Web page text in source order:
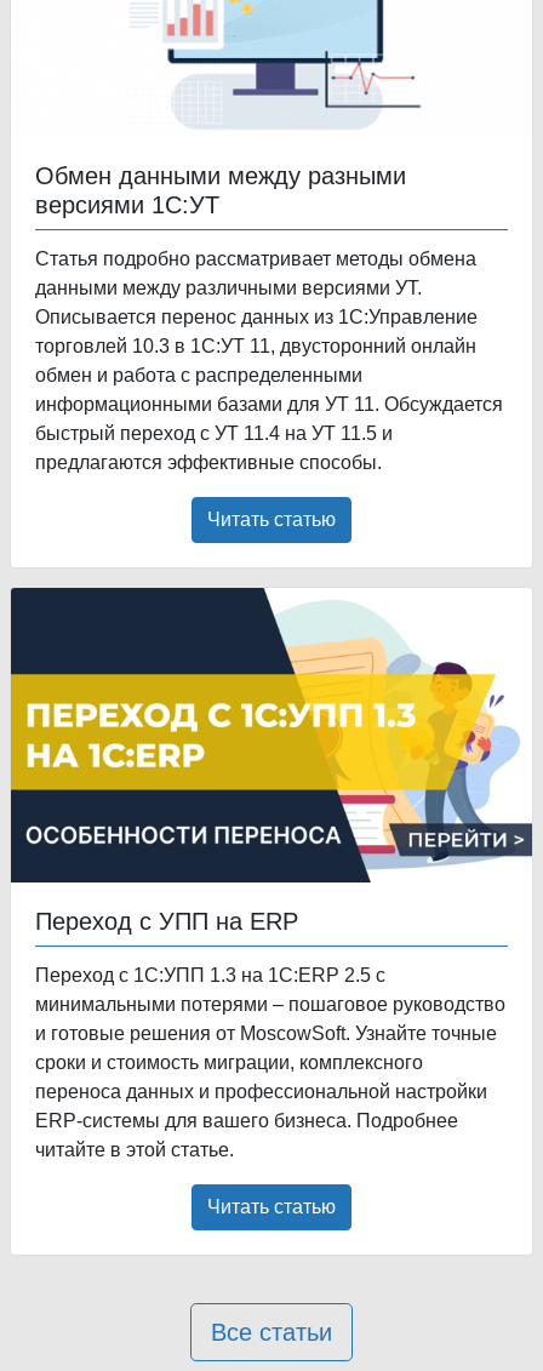
Обмен данными между разными
версиями 1С:УТ
Статья подробно рассматривает методы обмена
данными между различными версиями УТ.
Описывается перенос данных из 1С:Управление
торговлей 10.3 в 1С:УТ 11, двусторонний онлайн
обмен и работа с распределенными
информационными базами для УТ 11. Обсуждается
быстрый переход с УТ 11.4 на УТ 11.5 и
предлагаются эффективные способы.
Читать статью
Переход с УПП на ERP
Переход с 1С:УПП 1.3 на 1С:ERP 2.5 с
минимальными потерями – пошаговое руководство
и готовые решения от MoscowSoft. Узнайте точные
сроки и стоимость миграции, комплексного
переноса данных и профессиональной настройки
ERP-системы для вашего бизнеса. Подробнее
читайте в этой статье.
Читать статью
Все статьи